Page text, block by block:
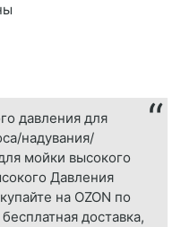
давления для
надувания/
мойки высокого
Давления
на OZON по
доставка,